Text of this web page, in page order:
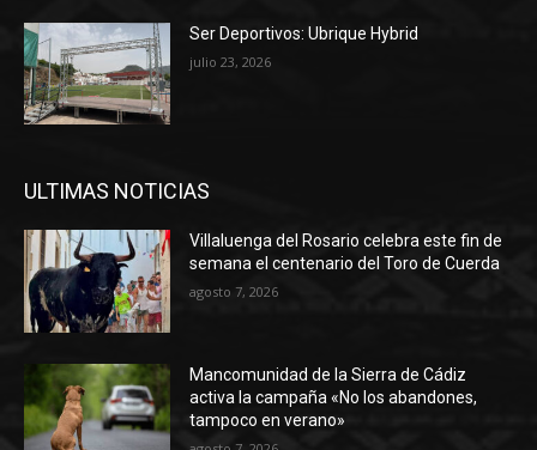
Ser Deportivos: Ubrique Hybrid
julio 23, 2026
ULTIMAS NOTICIAS
Villaluenga del Rosario celebra este fin de
semana el centenario del Toro de Cuerda
agosto 7, 2026
Mancomunidad de la Sierra de Cádiz
activa la campaña «No los abandones,
tampoco en verano»